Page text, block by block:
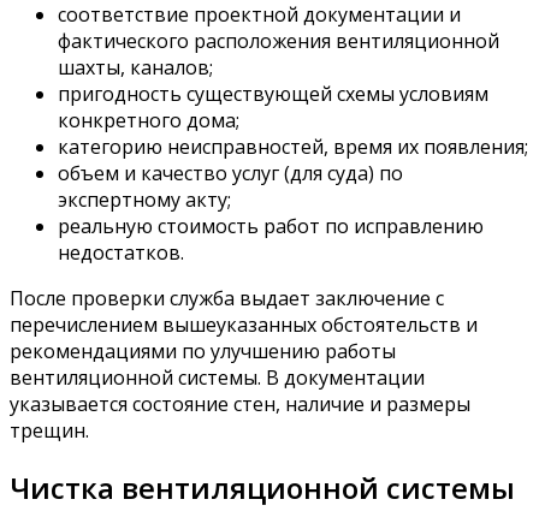
соответствие проектной документации и
фактического расположения вентиляционной
шахты, каналов;
пригодность существующей схемы условиям
конкретного дома;
категорию неисправностей, время их появления;
объем и качество услуг (для суда) по
экспертному акту;
реальную стоимость работ по исправлению
недостатков.
После проверки служба выдает заключение с
перечислением вышеуказанных обстоятельств и
рекомендациями по улучшению работы
вентиляционной системы. В документации
указывается состояние стен, наличие и размеры
трещин.
Чистка вентиляционной системы